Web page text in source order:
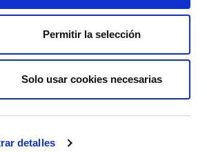
detalles
Permitir la selección
Solo usar cookies necesarias